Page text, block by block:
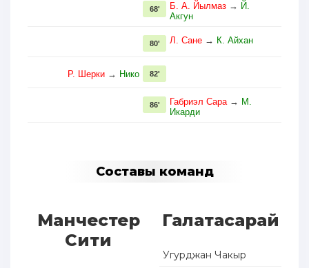
Б. А. Йылмаз → Й.
Акгун
68'
Л. Сане → К. Айхан
80'
Р. Шерки → Нико 82'
Габриэл Сара→ М.
Икарди
86'
Составы команд
Манчестер
Сити
Галатасарай
Угурджан Чакыр